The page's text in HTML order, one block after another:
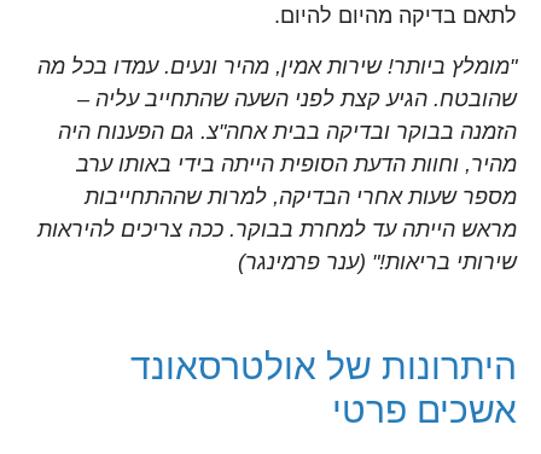
לתאם בדיקה מהיום להיום.
"מומלץ ביותר! שירות אמין, מהיר ונעים. עמדו בכל מה
שהובטח. הגיע קצת לפני השעה שהתחייב עליה –
הזמנה בבוקר ובדיקה בבית אחה"צ. גם הפענוח היה
מהיר, וחוות הדעת הסופית הייתה בידי באותו ערב
מספר שעות אחרי הבדיקה, למרות שההתחייבות
מראש הייתה עד למחרת בבוקר. ככה צריכים להיראות
שירותי בריאות!" (ענר פרמינגר)
היתרונות של אולטרסאונד
אשכים פרטי